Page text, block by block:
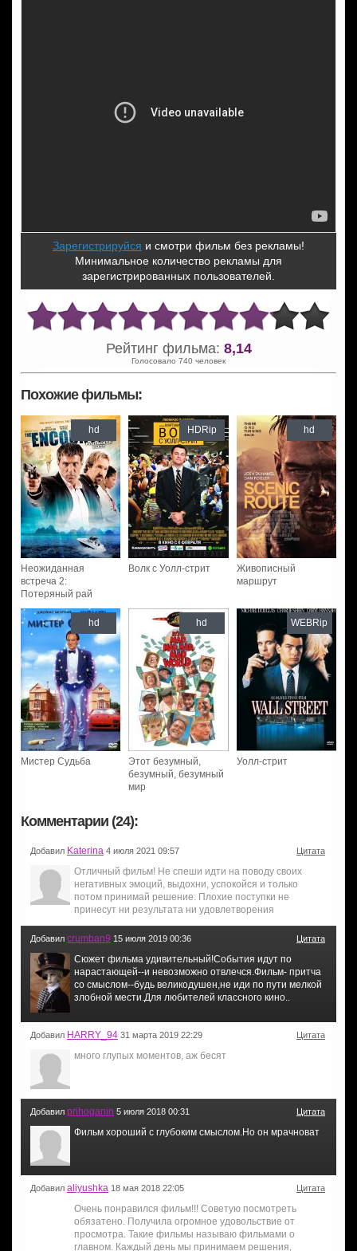
Зарегистрируйся и смотри фильм без рекламы!
Минимальное количество рекламы для
зарегистрированных пользователей.
Рейтинг фильма: 8,14
Голосовало 740 человек
Похожие фильмы:
Неожиданная
встреча 2:
Потеряный рай
hd
Волк с Уолл-стрит
HDRip
Живописный
маршрут
hd
Мистер Судьба
hd
Этот безумный,
безумный, безумный
мир
hd
Уолл-стрит
WEBRip
Комментарии (24):
Добавил Katerina 4 июля 2021 09:57 Цитата
Отличный фильм! Не спеши идти на поводу своих
негативных эмоций, выдохни, успокойся и только
потом принимай решение. Плохие поступки не
принесут ни результата ни удовлетворения
Добавил crumban9 15 июля 2019 00:36 Цитата
Сюжет фильма удивительный!События идут по
нарастающей--и невозможно отвлечся.Фильм- притча
со смыслом--будь великодушен,не иди по пути мелкой
злобной мести.Для любителей классного кино..
Добавил HARRY_94 31 марта 2019 22:29 Цитата
много глупых моментов, аж бесят
Добавил prihoganin 5 июля 2018 00:31 Цитата
Фильм хороший с глубоким смыслом.Но он мрачноват
Добавил aliyushka 18 мая 2018 22:05 Цитата
Очень понравился фильм!!! Советую посмотреть
обязатено. Получила огромное удовольствие от
просмотра. Такие фильмы называю фильмами о
главном. Каждый день мы принимаем решения,